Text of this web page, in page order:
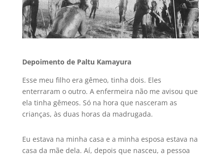
Depoimento de Paltu Kamayura
Esse meu filho era gêmeo, tinha dois. Eles
enterraram o outro. A enfermeira não me avisou que
ela tinha gêmeos. Só na hora que nasceram as
crianças, às duas horas da madrugada.
Eu estava na minha casa e a minha esposa estava na
casa da mãe dela. Aí, depois que nasceu, a pessoa